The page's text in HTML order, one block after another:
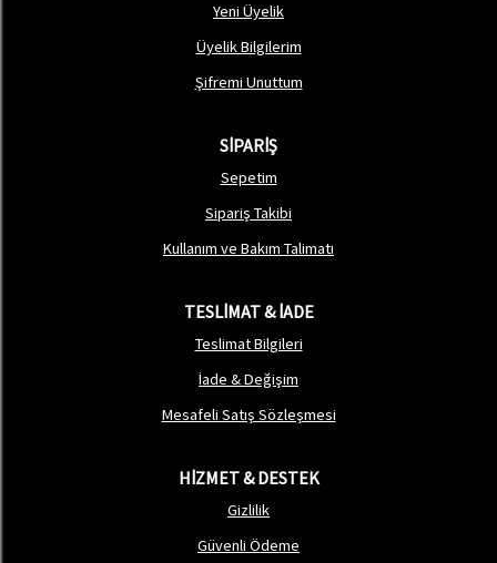
Yeni Üyelik
Üyelik Bilgilerim
Şifremi Unuttum
SİPARİŞ
Sepetim
Sipariş Takibi
Kullanım ve Bakım Talimatı
TESLİMAT & İADE
Teslimat Bilgileri
İade & Değişim
Mesafeli Satış Sözleşmesi
HİZMET & DESTEK
Gizlilik
Güvenli Ödeme